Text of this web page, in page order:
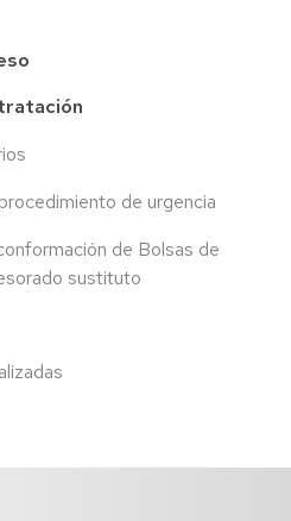
de urgencia
de Bolsas de
sustituto